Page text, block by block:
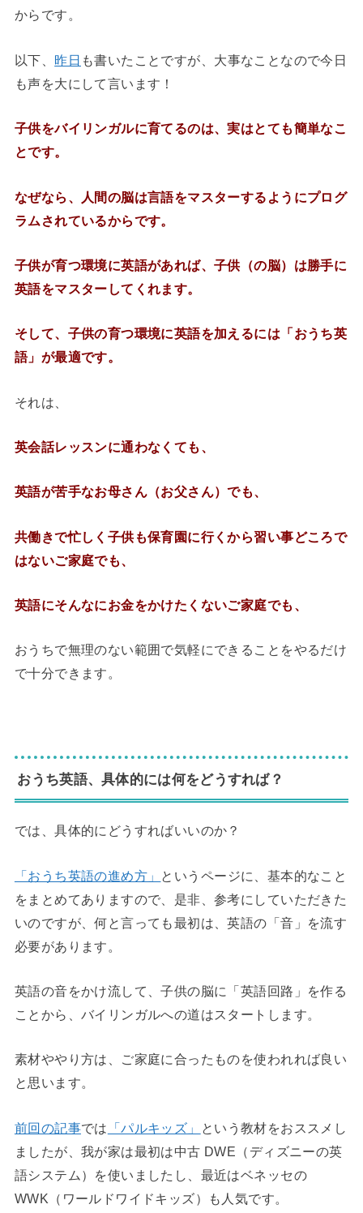
からです。
以下、 昨日 も書いたことですが、大事なことなので今日
も声を大にして言います！
子供をバイリンガルに育てるのは、実はとても簡単なこ
とです。
なぜなら、人間の脳は言語をマスターするようにプログ
ラムされているからです。
子供が育つ環境に英語があれば、子供（の脳）は勝手に
英語をマスターしてくれます。
そして、子供の育つ環境に英語を加えるには「おうち英
語」が最適です。
それは、
英会話レッスンに通わなくても、
英語が苦手なお母さん（お父さん）でも、
共働きで忙しく子供も保育園に行くから習い事どころで
はないご家庭でも、
英語にそんなにお金をかけたくないご家庭でも、
おうちで無理のない範囲で気軽にできることをやるだけ
で十分できます。
おうち英語、具体的には何をどうすれば？
では、具体的にどうすればいいのか？
「おうち英語の進め方」
というページに、基本的なこと
をまとめてありますので、是非、参考にしていただきた
いのですが、何と言っても最初は、英語の「音」を流す
必要があります。
英語の音をかけ流して、子供の脳に「英語回路」を作る
ことから、バイリンガルへの道はスタートします。
素材ややり方は、ご家庭に合ったものを使われれば良い
と思います。
前回の記事では 「パルキッズ」
という教材をおススメし
ましたが、我が家は最初は中古 DWE（ディズニーの英
語システム）を使いましたし、最近はベネッセの
WWK（ワールドワイドキッズ）も人気です。